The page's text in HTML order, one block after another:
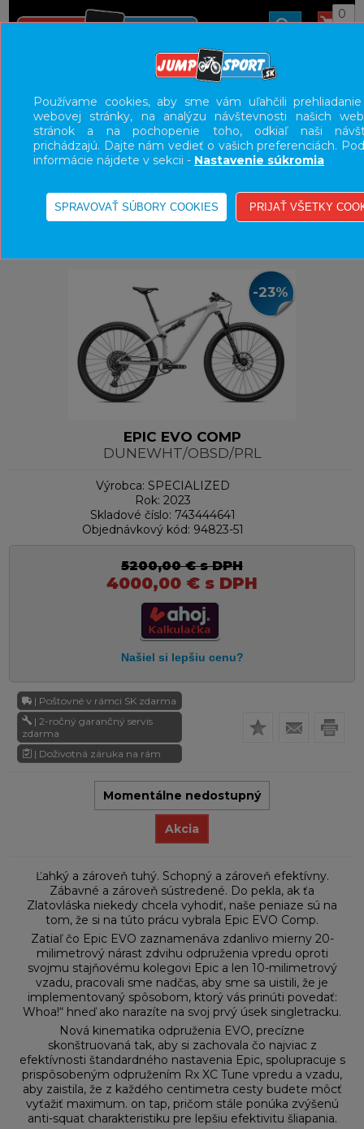
0
UŽÍVATEĽSKÝ PANEL
HLAVNÉ MENU
-23%
EPIC EVO COMP
DUNEWHT/OBSD/PRL
Výrobca: SPECIALIZED
Rok: 2023
Skladové číslo: 743444641
Objednávkový kód: 94823-51
5200,00 €s DPH
4000,00 € s DPH
| Poštovné v rámci SK zdarma
| 2-ročný garančný servis
zdarma
| Doživotná záruka na rám
Momentálne nedostupný
Akcia
Ľahký a zároveň tuhý. Schopný a zároveň efektívny.
Zábavné a zároveň sústredené. Do pekla, ak ťa
Zlatovláska niekedy chcela vyhodiť, naše peniaze sú na
tom, že si na túto prácu vybrala Epic EVO Comp.
Zatiaľ čo Epic EVO zaznamenáva zdanlivo mierny 20-
milimetrový nárast zdvihu odpruženia vpredu oproti
svojmu stajňovému kolegovi Epic a len 10-milimetrový
vzadu, pracovali sme nadčas, aby sme sa uistili, že je
implementovaný spôsobom, ktorý vás prinúti povedať:
Whoa!“ hneď ako narazíte na svoj prvý úsek singletracku.
Nová kinematika odpruženia EVO, precízne
skonštruovaná tak, aby si zachovala čo najviac z
efektívnosti štandardného nastavenia Epic, spolupracuje s
prispôsobeným odpružením Rx XC Tune vpredu a vzadu,
aby zaistila, že z každého centimetra cesty budete môcť
vyťažiť maximum. on tap, pričom stále ponúka zvýšenú
anti-squat charakteristiku pre lepšiu efektivitu šliapania.
Používame cookies, aby sme vám uľahčili
webovej stránky, na analýzu návštevnosti našich
stránok a na pochopenie toho, odkiaľ naši
prichádzajú. Dajte nám vedieť o vašich preferenciách.
informácie nájdete v sekcii - Nastavenie súkromia